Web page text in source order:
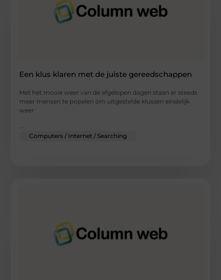
Een klus klaren met de juiste gereedschappen
Met het mooie weer van de afgelopen dagen staan er steeds
meer mensen te popelen om uitgestelde klussen eindelijk
weer
...
Computers / Internet / Searching